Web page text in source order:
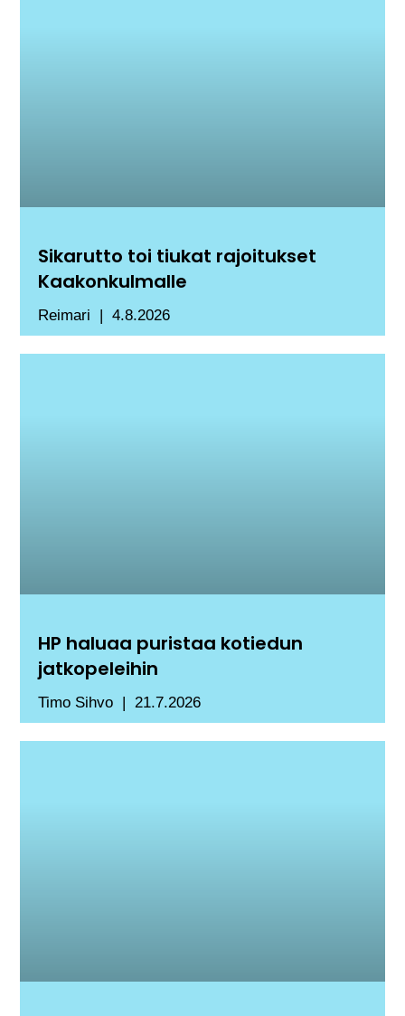
Sikarutto toi tiukat rajoitukset
Kaakonkulmalle
Reimari 4.8.2026
HP haluaa puristaa kotiedun
jatkopeleihin
Timo Sihvo 21.7.2026